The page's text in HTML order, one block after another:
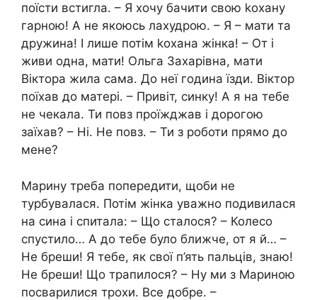
поїсти встигла. – Я хочу бачити свою kохану
гарною! А не якоюсь лахудрою. – Я – мати та
дружина! І лише потім kохана жінка! – От і
живи одна, мати! Ольга Захарівна, мати
Віктора жила сама. До неї година їзди. Віктор
поїхав до матері. – Привіт, синку! А я на тебе
не чекала. Ти повз проїжджав і дорогою
заїхав? – Ні. Не повз. – Ти з роботи прямо до
мене?
Марину треба попередити, щоби не
турбувалася. Потім жінка уважно подивилася
на сина і спитала: – Що сталося? – Колесо
спустило… А до тебе було ближче, от я й… –
Не бреши! Я тебе, як свої п’ять пальців, знаю!
Не бреши! Що трапилося? – Ну ми з Мариною
посварилися трохи. Все добре. –